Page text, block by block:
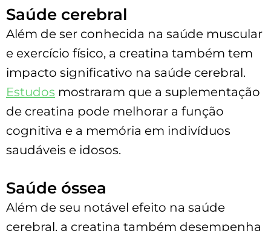
Saúde cerebral
Além de ser conhecida na saúde muscular
e exercício físico, a creatina também tem
impacto significativo na saúde cerebral.
Estudos mostraram que a suplementação
de creatina pode melhorar a função
cognitiva e a memória em indivíduos
saudáveis e idosos.
Saúde óssea
Além de seu notável efeito na saúde
cerebral, a creatina também desempenha